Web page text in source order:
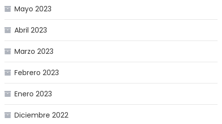
Mayo 2023
Abril 2023
Marzo 2023
Febrero 2023
Enero 2023
Diciembre 2022